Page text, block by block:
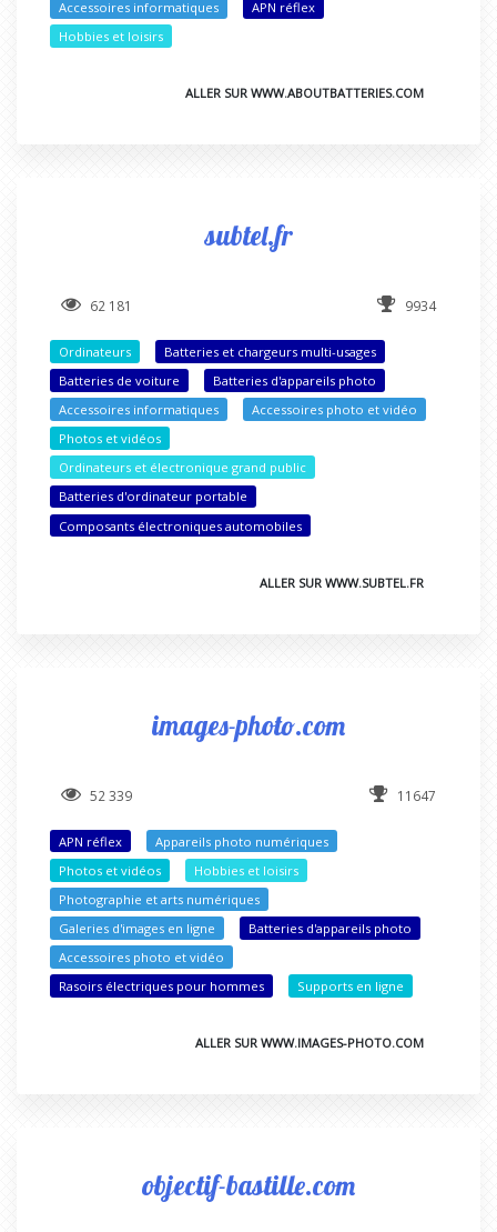
Accessoires informatiques
APN réflex
Hobbies et loisirs
ALLER SUR WWW.ABOUTBATTERIES.COM
subtel.fr
62 181 9934
Ordinateurs
Batteries et chargeurs multi-usages
Batteries de voiture
Batteries d'appareils photo
Accessoires informatiques
Accessoires photo et vidéo
Photos et vidéos
Ordinateurs et électronique grand public
Batteries d'ordinateur portable
Composants électroniques automobiles
ALLER SUR WWW.SUBTEL.FR
images-photo.com
52 339 11647
APN réflex
Appareils photo numériques
Photos et vidéos
Hobbies et loisirs
Photographie et arts numériques
Galeries d'images en ligne
Batteries d'appareils photo
Accessoires photo et vidéo
Rasoirs électriques pour hommes
Supports en ligne
ALLER SUR WWW.IMAGES-PHOTO.COM
objectif-bastille.com